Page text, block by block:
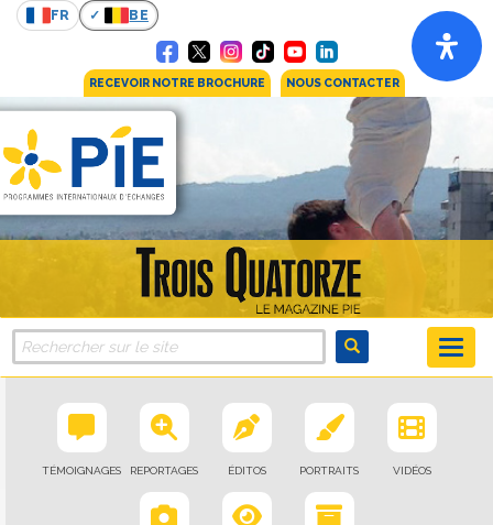
FR BE
RECEVOIR NOTRE BROCHURE NOUS CONTACTER
TÉMOIGNAGES REPORTAGES ÉDITOS PORTRAITS VIDÉOS